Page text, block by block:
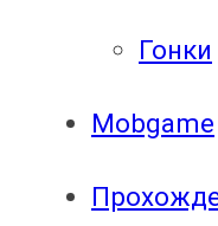
Гонки
Mobgame